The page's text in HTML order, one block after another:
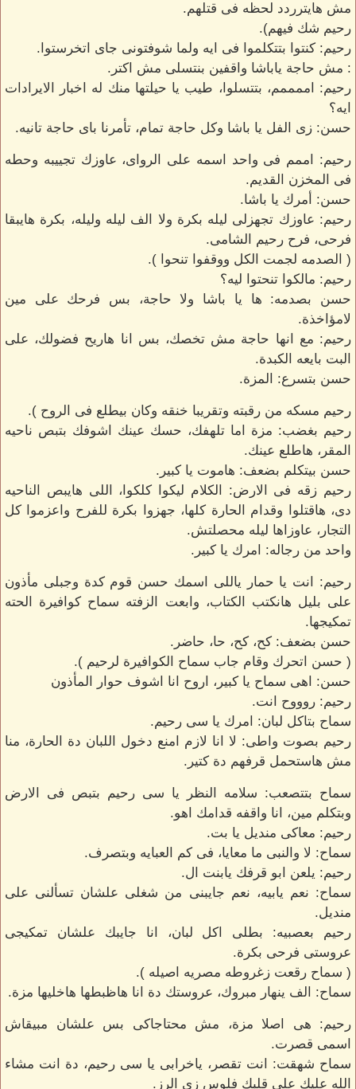
مش هايترردد لحظه فى قتلهم.
رحيم شك فيهم).
رحيم: كنتوا بتتكلموا فى ايه ولما شوفتونى جاى اتخرستوا.
: مش حاجة ياباشا واقفين بنتسلى مش اكتر.
رحيم: اممممم، بتتسلوا، طيب يا حيلتها منك له اخبار الايرادات
ايه؟
حسن: زى الفل يا باشا وكل حاجة تمام، تأمرنا باى حاجة تانيه.
رحيم: اممم فى واحد اسمه على الرواى، عاوزك تجييبه وحطه
فى المخزن القديم.
حسن: أمرك يا باشا.
رحيم: عاوزك تجهزلى ليله بكرة ولا الف ليله وليله، بكرة هايبقا
فرحى، فرح رحيم الشامى.
( الصدمه لجمت الكل ووقفوا تنحوا ).
رحيم: مالكوا تنحتوا ليه؟
حسن بصدمه: ها يا باشا ولا حاجة، بس فرحك على مين
لامؤاخذة.
رحيم: مع انها حاجة مش تخصك، بس انا هاريح فضولك، على
البت بايعه الكبدة.
حسن بتسرع: المزة.
رحيم مسكه من رقبته وتقريبا خنقه وكان بيطلع فى الروح ).
رحيم بغضب: مزة اما تلهفك، حسك عينك اشوفك بتبص ناحيه
المقر، هاطلع عينك.
حسن بيتكلم بضعف: هاموت يا كبير.
رحيم زقه فى الارض: الكلام ليكوا كلكوا، اللى هايبص الناحيه
دى، هاقتلوا وقدام الحارة كلها، جهزوا بكرة للفرح واعزموا كل
التجار، عاوزاها ليله محصلتش.
واحد من رجاله: امرك يا كبير.
رحيم: انت يا حمار ياللى اسمك حسن قوم كدة وجبلى مأذون
على بليل هانكتب الكتاب، وابعت الزفته سماح كوافيرة الحته
تمكيجها.
حسن بضعف: كح، كح، حا، حاضر.
( حسن اتحرك وقام جاب سماح الكوافيرة لرحيم ).
حسن: اهى سماح يا كبير، اروح انا اشوف حوار المأذون
رحيم: روووح انت.
سماح بتاكل لبان: امرك يا سى رحيم.
رحيم بصوت واطى: لا انا لازم امنع دخول اللبان دة الحارة، منا
مش هاستحمل قرفهم دة كتير.
سماح بتتصعب: سلامه النظر يا سى رحيم بتبص فى الارض
وبتكلم مين، انا واقفه قدامك اهو.
رحيم: معاكى منديل يا بت.
سماح: لا والنبى ما معايا، فى كم العبايه وبتصرف.
رحيم: يلعن ابو قرفك يابنت ال.
سماح: نعم يابيه، نعم جايبنى من شغلى علشان تسألنى على
منديل.
رحيم بعصبيه: بطلى اكل لبان، انا جايبك علشان تمكيجى
عروستى فرحى بكرة.
( سماح رقعت زغروطه مصريه اصيله ).
سماح: الف ينهار مبروك، عروستك دة انا هاظبطها هاخليها مزة.
رحيم: هى اصلا مزة، مش محتاجاكى بس علشان مبيقاش
اسمى قصرت.
سماح شهقت: انت تقصر، ياخرابى يا سى رحيم، دة انت مشاء
الله عليك على قلبك فلوس زى الرز.